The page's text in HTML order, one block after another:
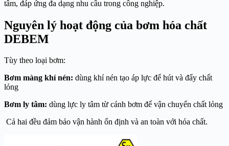
tâm, đáp ứng đa dạng nhu cầu trong công nghiệp.
Nguyên lý hoạt động của bơm hóa chất
DEBEM
Tùy theo loại bơm:
Bơm màng khí nén: dùng khí nén tạo áp lực để hút và đẩy chất
lỏng
Bơm ly tâm: dùng lực ly tâm từ cánh bơm để vận chuyển chất lỏng
Cả hai đều đảm bảo vận hành ổn định và an toàn với hóa chất.